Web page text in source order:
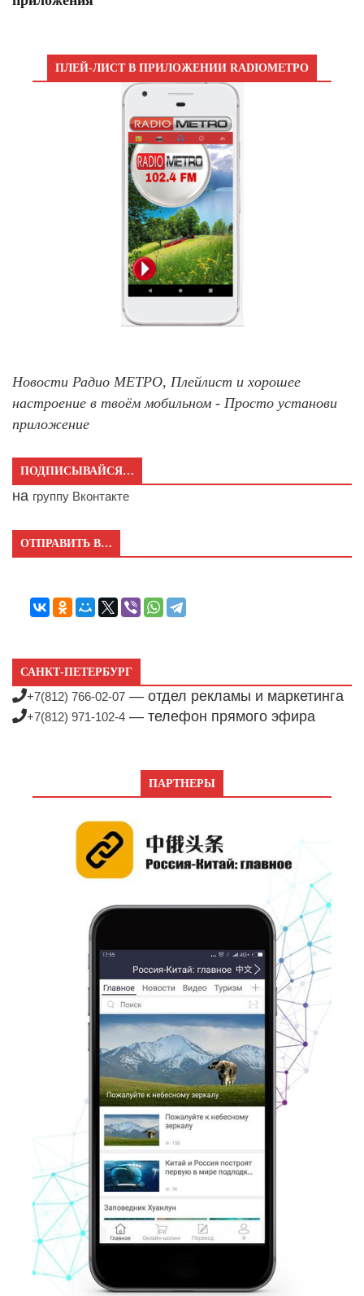
ПЛЕЙ-ЛИСТ В ПРИЛОЖЕНИИ RADIOМЕТРО
Новости Радио МЕТРО, Плейлист и хорошее
настроение в твоём мобильном - Просто установи
приложение
ПОДПИСЫВАЙСЯ…
на группу Вконтакте
ОТПРАВИТЬ В…
САНКТ-ПЕТЕРБУРГ
+7(812) 766-02-07 — отдел рекламы и маркетинга
+7(812) 971-102-4 — телефон прямого эфира
ПАРТНЕРЫ